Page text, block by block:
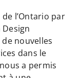
l’Ontario par
Design
nouvelles
dans le
a permis